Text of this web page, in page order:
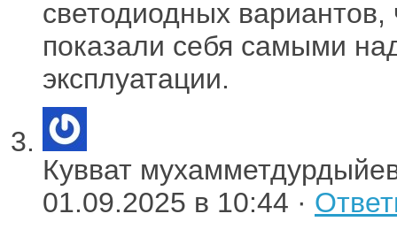
светодиодных
показали себя самыми
эксплуатации.
Кувват
01.09.2025 в 10:44 ·